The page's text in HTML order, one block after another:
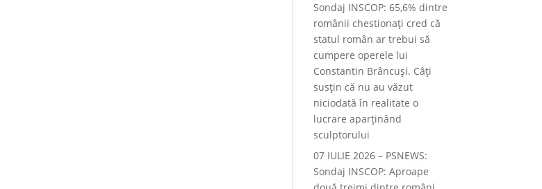
Sondaj INSCOP: 65,6% dintre
românii chestionați cred că
statul român ar trebui să
cumpere operele lui
Constantin Brâncuși. Câți
susțin că nu au văzut
niciodată în realitate o
lucrare aparținând
sculptorului
07 IULIE 2026 – PSNEWS:
Sondaj INSCOP: Aproape